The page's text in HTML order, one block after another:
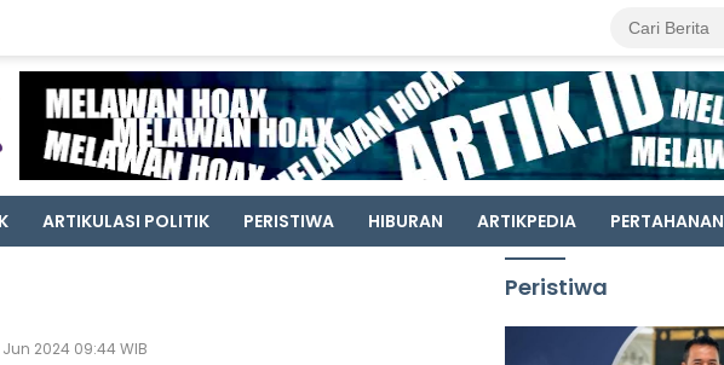
ARTIKULASI POLITIK PERISTIWA HIBURAN ARTIKPEDIA PERTAHANAN
2024 09:44 WIB
Peristiwa